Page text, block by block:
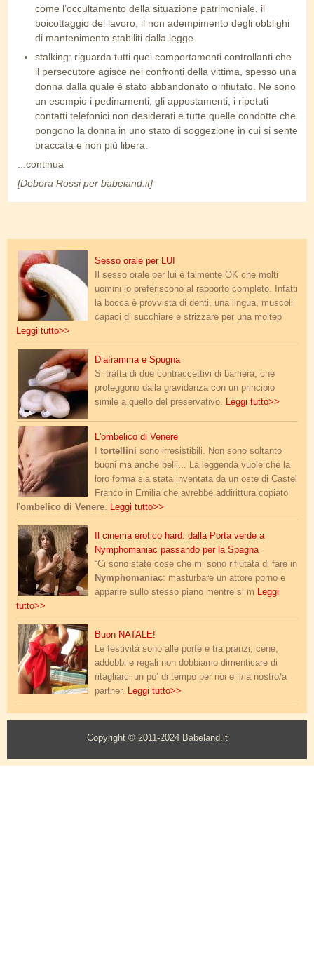
come l’occultamento della situazione patrimoniale, il
boicottaggio del lavoro, il non adempimento degli obblighi
di mantenimento stabiliti dalla legge
stalking: riguarda tutti quei comportamenti controllanti che
il persecutore agisce nei confronti della vittima, spesso una
donna dalla quale è stato abbandonato o rifiutato. Ne sono
un esempio i pedinamenti, gli appostamenti, i ripetuti
contatti telefonici non desiderati e tutte quelle condotte che
pongono la donna in uno stato di soggezione in cui si sente
braccata e non più libera.
...continua
[Debora Rossi per babeland.it]
sesso_orale.jpg
Sesso orale per LUI
Il sesso orale per lui è talmente OK che molti
uomini lo preferiscono al rapporto completo. Infatti
la bocca è provvista di denti, una lingua, muscoli
capaci di succhiare e strizzare per una moltep
Leggi tutto>>
spugna.jpg
Diaframma e Spugna
Si tratta di due contraccettivi di barriera, che
proteggono dalla gravidanza con un principio
simile a quello del preservativo.
Leggi tutto>>
ombelico.jpg
L'ombelico di Venere
tortellini sono irresistibili. Non sono soltanto
buoni ma anche belli... La leggenda vuole che la
loro forma sia stata inventata da un oste di Castel
Franco in Emilia che avrebbe addirittura copiato
l’ombelico di Venere Leggi tutto>>
nymphomaniac.jpgIl cinema erotico hard: dalla Porta verde a
Nymphomaniac passando per la Spagna
“Ci sono state cose che mi sono rifiutata di fare in
Nymphomaniac: masturbare un attore porno e
apparire sullo stesso piano mentre si m
Leggi
tutto>>
sesso-a-natale_1.pngBuon NATALE!
Le festività sono alle porte e tra pranzi, cene,
addobbi e regali non dobbiamo dimenticare di
ritagliarci un po’ di tempo per noi e il/la nostro/a
partner.
Leggi tutto>>
Copyright © 2011-2024 Babeland.it